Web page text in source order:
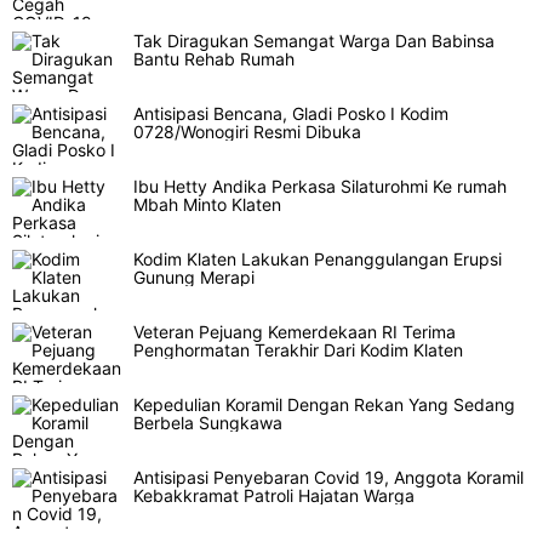
Tak Diragukan Semangat Warga Dan Babinsa
Bantu Rehab Rumah
Antisipasi Bencana, Gladi Posko I Kodim
0728/Wonogiri Resmi Dibuka
Ibu Hetty Andika Perkasa Silaturohmi Ke rumah
Mbah Minto Klaten
Kodim Klaten Lakukan Penanggulangan Erupsi
Gunung Merapi
Veteran Pejuang Kemerdekaan RI Terima
Penghormatan Terakhir Dari Kodim Klaten
Kepedulian Koramil Dengan Rekan Yang Sedang
Berbela Sungkawa
Antisipasi Penyebaran Covid 19, Anggota Koramil
Kebakkramat Patroli Hajatan Warga